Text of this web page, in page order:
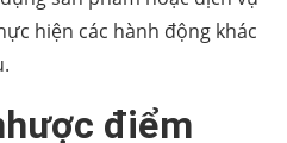
hiện các hành động khác
điểm